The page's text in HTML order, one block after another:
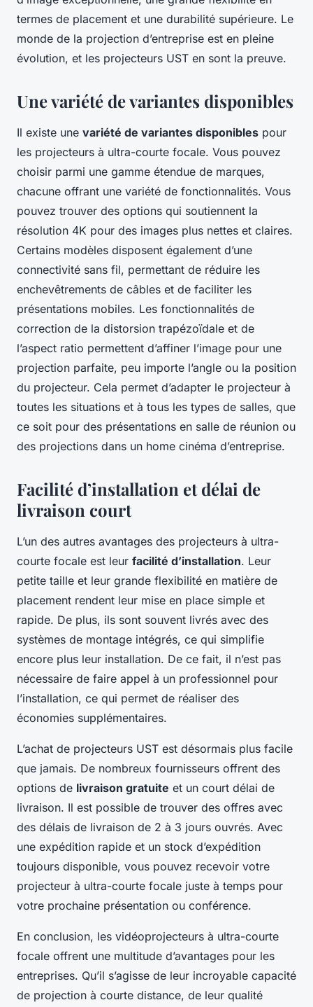
termes de placement et une durabilité supérieure. Le
monde de la projection d’entreprise est en pleine
évolution, et les projecteurs UST en sont la preuve.
Une variété de variantes disponibles
Il existe une variété de variantes disponibles pour
les projecteurs à ultra-courte focale. Vous pouvez
choisir parmi une gamme étendue de marques,
chacune offrant une variété de fonctionnalités. Vous
pouvez trouver des options qui soutiennent la
résolution 4K pour des images plus nettes et claires.
Certains modèles disposent également d’une
connectivité sans fil, permettant de réduire les
enchevêtrements de câbles et de faciliter les
présentations mobiles. Les fonctionnalités de
correction de la distorsion trapézoïdale et de
l’aspect ratio permettent d’affiner l’image pour une
projection parfaite, peu importe l’angle ou la position
du projecteur. Cela permet d’adapter le projecteur à
toutes les situations et à tous les types de salles, que
ce soit pour des présentations en salle de réunion ou
des projections dans un home cinéma d’entreprise.
Facilité d’installation et délai de
livraison court
L’un des autres avantages des projecteurs à ultra-
courte focale est leur facilité d’installation. Leur
petite taille et leur grande flexibilité en matière de
placement rendent leur mise en place simple et
rapide. De plus, ils sont souvent livrés avec des
systèmes de montage intégrés, ce qui simplifie
encore plus leur installation. De ce fait, il n’est pas
nécessaire de faire appel à un professionnel pour
l’installation, ce qui permet de réaliser des
économies supplémentaires.
L’achat de projecteurs UST est désormais plus facile
que jamais. De nombreux fournisseurs offrent des
options de livraison gratuite et un court délai de
livraison. Il est possible de trouver des offres avec
des délais de livraison de 2 à 3 jours ouvrés. Avec
une expédition rapide et un stock d’expédition
toujours disponible, vous pouvez recevoir votre
projecteur à ultra-courte focale juste à temps pour
votre prochaine présentation ou conférence.
En conclusion, les vidéoprojecteurs à ultra-courte
focale offrent une multitude d’avantages pour les
entreprises. Qu’il s’agisse de leur incroyable capacité
de projection à courte distance, de leur qualité